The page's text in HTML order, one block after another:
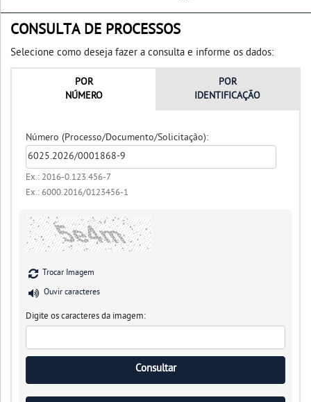
CONSULTA DE PROCESSOS
Selecione como deseja fazer a consulta e informe os dados:
POR
NÚMERO
POR
IDENTIFICAÇÃO
Número (Processo/Documento/Solicitação):
Ex.: 2016-0.123.456-7
Ex.: 6000.2016/0123456-1
Trocar Imagem
Ouvir caracteres
Digite os caracteres da imagem: